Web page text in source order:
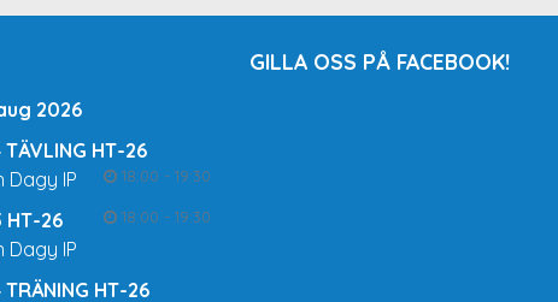
2026
HT-26
18:00 - 19:30
Dagy IP
26
18:00 - 19:30
Dagy IP
HT-26
GILLA OSS PÅ FACEBOOK!